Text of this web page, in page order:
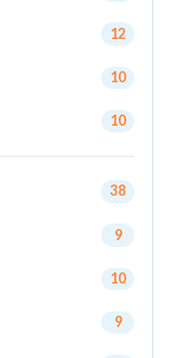
12
10
10
38
9
10
9